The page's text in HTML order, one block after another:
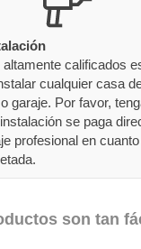
calificados
cualquier casa
garaje. Por favor,
se paga
profesional en
son tan